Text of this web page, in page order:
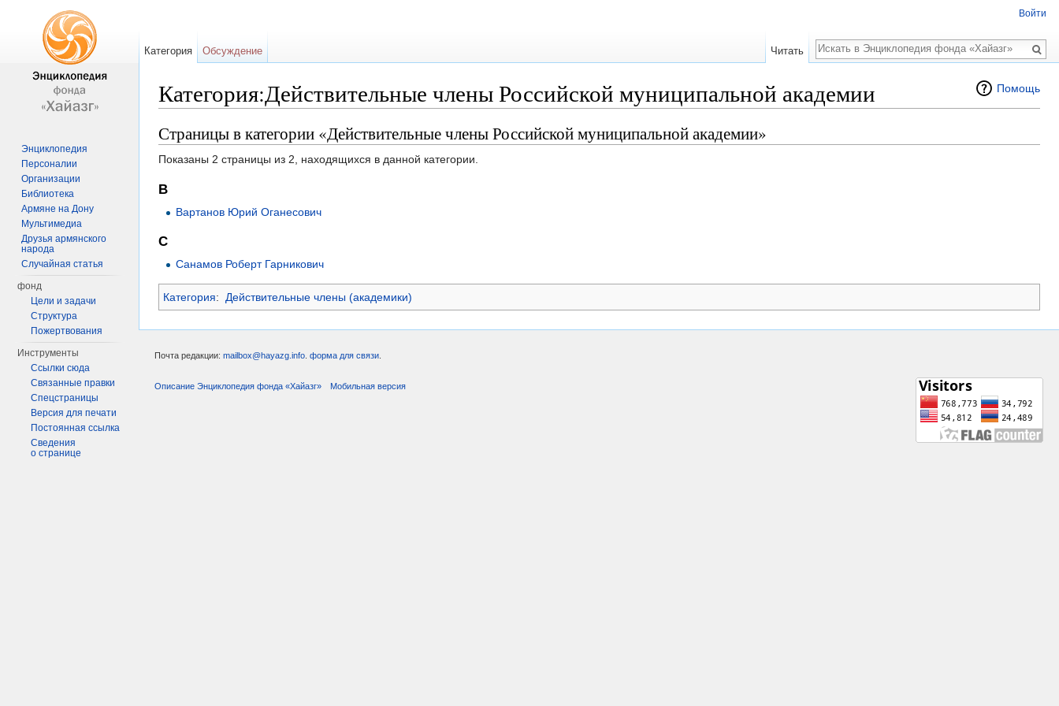
Помощь
Категория:Действительные члены Российской муниципальной академии
Страницы в категории «Действительные члены Российской муниципальной академии»
Показаны 2 страницы из 2, находящихся в данной категории.
В
Вартанов Юрий Оганесович
С
Санамов Роберт Гарникович
Категория: Действительные члены (академики)
Войти
Категория Обсуждение Читать
Поиск
Энциклопедия
Персоналии
Организации
Библиотека
Армяне на Дону
Мультимедиа
Друзья армянского
народа
Случайная статья
фонд
Цели и задачи
Структура
Пожертвования
Инструменты
Ссылки сюда
Связанные правки
Спецстраницы
Версия для печати
Постоянная ссылка
Сведения
о странице
Почта редакции: mailbox@hayazg.info форма для связи
Описание Энциклопедия фонда «Хайазг» Мобильная версия